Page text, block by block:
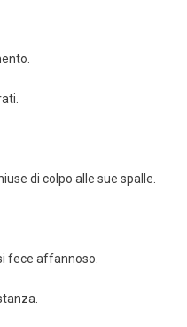
di colpo alle sue spalle.
fece affannoso.